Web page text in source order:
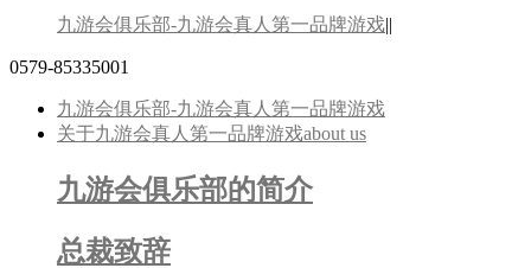
九游会俱乐部-九游会真人第一品牌游戏||
0579-85335001
九游会俱乐部-九游会真人第一品牌游戏
关于九游会真人第一品牌游戏about us
九游会俱乐部的简介
总裁致辞